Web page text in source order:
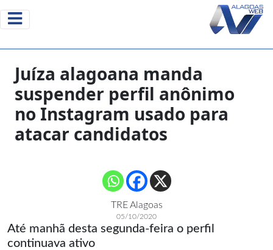
Juíza alagoana manda
suspender perfil anônimo
no Instagram usado para
atacar candidatos
TRE Alagoas
05/10/2020
Até manhã desta segunda-feira o perfil
continuava ativo